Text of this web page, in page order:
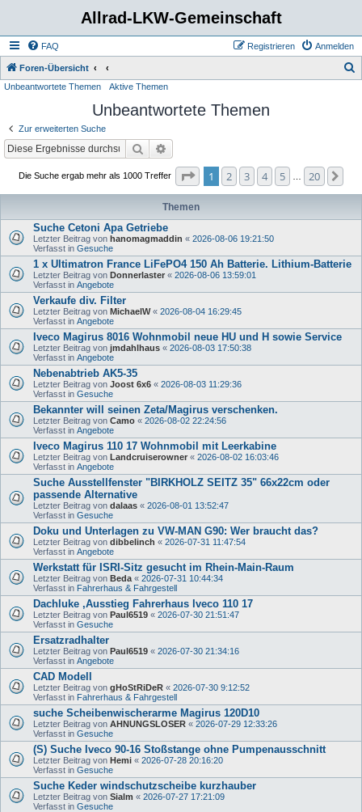
Allrad-LKW-Gemeinschaft
FAQ Anmelden
Registrieren
Foren-Übersicht
Unbeantwortete Themen Aktive Themen
Unbeantwortete Themen
Zur erweiterten Suche
Suche
Die Suche ergab mehr als 1000 Treffer Seite von
1 2 3 4 5 20
Themen
Suche Cetoni Apa Getriebe
Letzter Beitrag von hanomagmaddin « 2026-08-06 19:21:50
Verfasst in Gesuche
1 x Ultimatron France LiFePO4 150 Ah Batterie. Lithium-Batterie
Letzter Beitrag von Donnerlaster « 2026-08-06 13:59:01
Verfasst in Angebote
Verkaufe div. Filter
Letzter Beitrag von MichaelW« 2026-08-04 16:29:45
Verfasst in Angebote
Iveco Magirus 8016 Wohnmobil neue HU und H sowie Service
Letzter Beitrag von jmdahlhaus « 2026-08-03 17:50:38
Verfasst in Angebote
Nebenabtrieb AK5-35
Letzter Beitrag von Joost 6x6 « 2026-08-03 11:29:36
Verfasst in Gesuche
Bekannter will seinen Zeta/Magirus verschenken.
Letzter Beitrag von Camo « 2026-08-02 22:24:56
Verfasst in Angebote
Iveco Magirus 110 17 Wohnmobil mit Leerkabine
Letzter Beitrag von Landcruiserowner « 2026-08-02 16:03:46
Verfasst in Angebote
Suche Ausstellfenster "BIRKHOLZ SEITZ 35" 66x22cm oder
passende Alternative
Letzter Beitrag von dalaas « 2026-08-01 13:52:47
Verfasst in Gesuche
Doku und Unterlagen zu VW-MAN G90: Wer braucht das?
Letzter Beitrag von dibbelinch « 2026-07-31 11:47:54
Verfasst in Angebote
Werkstatt für ISRI-Sitz gesucht im Rhein-Main-Raum
Letzter Beitrag von Beda « 2026-07-31 10:44:34
Verfasst in Fahrerhaus & Fahrgestell
Dachluke ,Ausstieg Fahrerhaus Iveco 110 17
Letzter Beitrag von Paul6519 « 2026-07-30 21:51:47
Verfasst in Gesuche
Ersatzradhalter
Letzter Beitrag von Paul6519 « 2026-07-30 21:34:16
Verfasst in Angebote
CAD Modell
Letzter Beitrag von gHoStRiDeR « 2026-07-30 9:12:52
Verfasst in Fahrerhaus & Fahrgestell
suche Scheibenwischerarme Magirus 120D10
Letzter Beitrag von AHNUNGSLOSER « 2026-07-29 12:33:26
Verfasst in Gesuche
(S) Suche Iveco 90-16 Stoßstange ohne Pumpenausschnitt
Letzter Beitrag von Hemi « 2026-07-28 20:16:20
Verfasst in Gesuche
Suche Keder windschutzscheibe kurzhauber
Letzter Beitrag von Sialm « 2026-07-27 17:21:09
Verfasst in Gesuche